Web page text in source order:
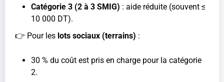
Catégorie 3 (2 à 3 SMIG) : aide réduite (souvent ≤
10 000 DT).
👉 Pour les lots sociaux (terrains) :
30 % du coût est pris en charge pour la catégorie
2.